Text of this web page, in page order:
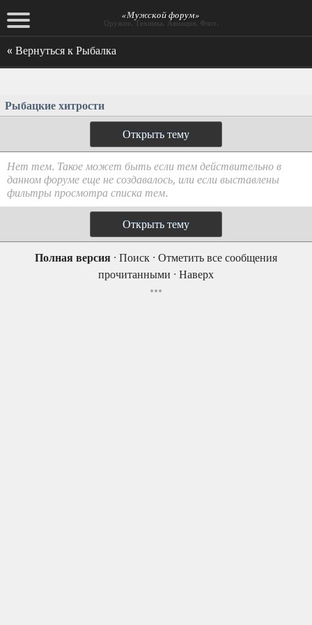
«Мужской форум»
Оружие. Техника. Авиация. Флот.
« Вернуться к Рыбалка
Рыбацкие хитрости
Открыть тему
Нет тем. Такое может быть если тем действительно в
данном форуме еще не создавалось, или если выставлены
фильтры просмотра списка тем.
Открыть тему
Полная версия · Поиск · Отметить все сообщения
прочитанными · Наверх
•••